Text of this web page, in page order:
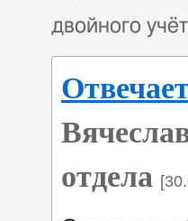
двойного
отдела